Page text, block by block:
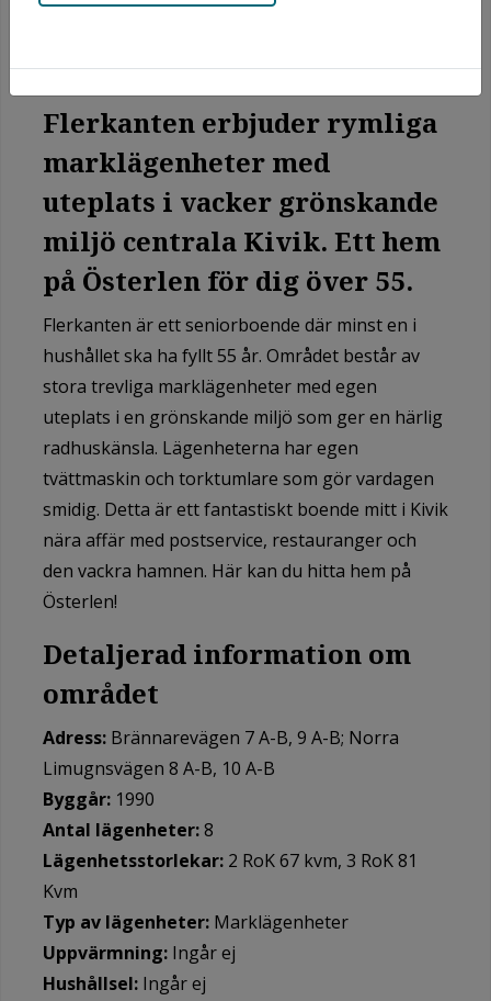
Flerkanten erbjuder rymliga
marklägenheter med
uteplats i vacker grönskande
miljö centrala Kivik. Ett hem
på Österlen för dig över 55.
Flerkanten är ett seniorboende där minst en i
hushållet ska ha fyllt 55 år. Området består av
stora trevliga marklägenheter med egen
uteplats i en grönskande miljö som ger en härlig
radhuskänsla. Lägenheterna har egen
tvättmaskin och torktumlare som gör vardagen
smidig. Detta är ett fantastiskt boende mitt i Kivik
nära affär med postservice, restauranger och
den vackra hamnen. Här kan du hitta hem på
Österlen!
Detaljerad information om
området
Adress: Brännarevägen 7 A-B, 9 A-B; Norra
Limugnsvägen 8 A-B, 10 A-B
Byggår: 1990
Antal lägenheter:8
Lägenhetsstorlekar: 2 RoK 67 kvm, 3 RoK 81
Kvm
Typ av lägenheter: Marklägenheter
Uppvärmning: Ingår ej
Hushållsel: Ingår ej